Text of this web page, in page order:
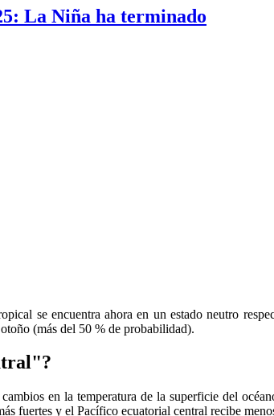
La Niña ha terminado
se encuentra ahora en un estado neutro
(más del 50 % de probabilidad).
en la temperatura de la superficie del
fuertes y el Pacífico ecuatorial central recibe